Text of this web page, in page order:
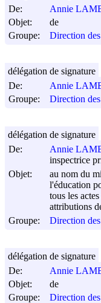
De:
Annie
Objet:
de
Groupe:
Direction
De:
Annie
Groupe:
Direction
délégation de signature
De:
Annie
inspectrice
Objet:
au nom du
l'éducation
tous les
attributions
Groupe:
Direction
délégation de signature
De:
Annie
Objet:
de
Groupe:
Direction
délégation de signature